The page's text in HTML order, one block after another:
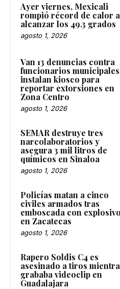
Ayer viernes, Mexicali
rompió récord de calor
alcanzar los 49.3 grados
agosto 1, 2026
Van 13 denuncias contra
funcionarios
instalan kiosco para
reportar extorsiones en
Zona Centro
agosto 1, 2026
SEMAR destruye tres
narcolaboratorios y
asegura 3 mil litros de
químicos en Sinaloa
agosto 1, 2026
Policías matan a cinco
civiles armados tras
emboscada con
en Zacatecas
agosto 1, 2026
Rapero Soldis C4 es
asesinado a tiros
grababa videoclip en
Guadalajara